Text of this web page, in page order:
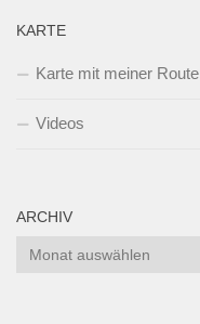
KARTE
Karte mit meiner Route
Videos
ARCHIV
Archiv